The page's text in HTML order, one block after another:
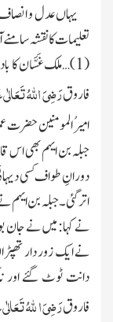
یہاں عدل و
تعلیمات کا نقشہ
(
1)…ملک غَسَّان کا
فاروقرَضِیَ اللہُ
امیرُ المومنین حضرت
جبلہ بنایہم بھی اس
دورانِ طواف کسی
اتر گئی۔ جبلہ بن
نے کہا: میں نے جان
نے ایک زور دار
دانت ٹوٹ گئے اور
فاروقرَضِیَ ا للہُ